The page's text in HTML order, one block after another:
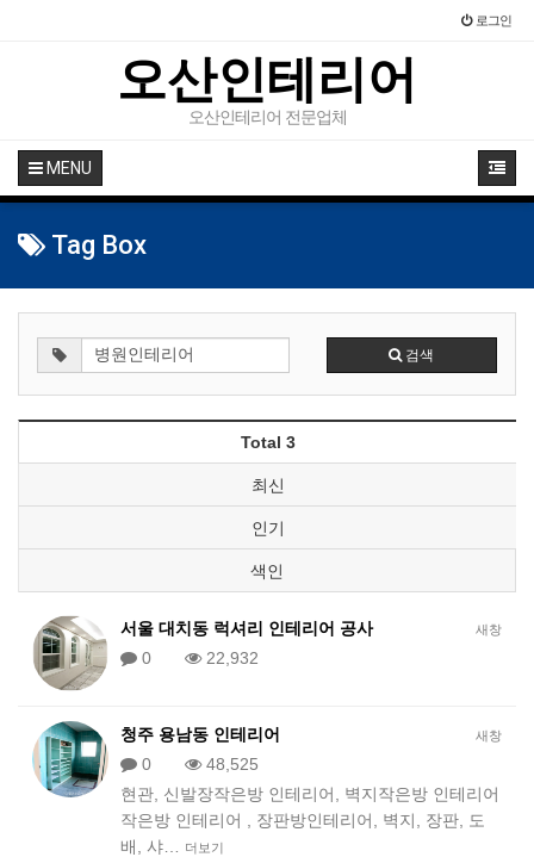
로그인
오산인테리어
오산인테리어 전문업체
MENU
Tag Box
검색
Total 3
최신
인기
색인
새창
서울 대치동 럭셔리 인테리어 공사
0
22,932
새창
청주 용남동 인테리어
0
48,525
현관, 신발장작은방 인테리어, 벽지작은방 인테리어
작은방 인테리어 , 장판방인테리어, 벽지, 장판, 도
배, 샤…
더보기